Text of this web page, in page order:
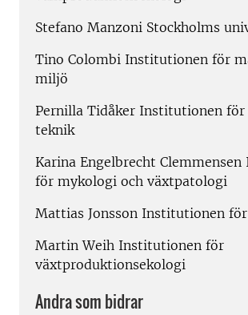
Stefano Manzoni Stockholms
Tino Colombi Institutionen för
miljö
Pernilla Tidåker Institutionen för
teknik
Karina Engelbrecht
för mykologi och växtpatologi
Mattias Jonsson Institutionen
Martin Weih Institutionen för
växtproduktionsekologi
Andra som bidrar